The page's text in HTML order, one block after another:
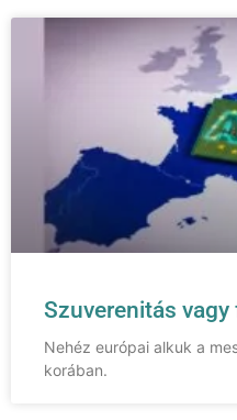
Szuverenitás
Nehéz európai alkuk a
korában.